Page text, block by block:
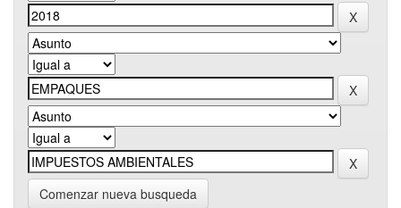
Comenzar nueva busqueda